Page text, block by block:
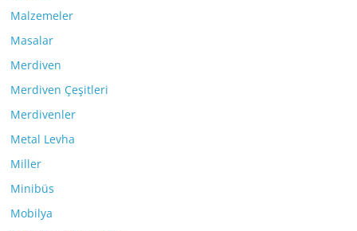
Malzemeler
Masalar
Merdiven
Merdiven Çeşitleri
Merdivenler
Metal Levha
Miller
Minibüs
Mobilya